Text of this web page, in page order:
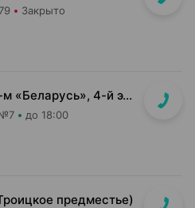
Закрыто
ул. Жилуновича, д. 4 (ун-м «Беларусь», 4-й этаж)
до 18:00
предместье)